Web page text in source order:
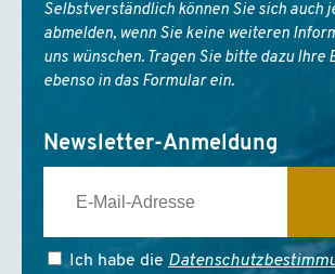
Selbstverständlich können Sie sich auch
abmelden, wenn Sie keine weiteren
uns wünschen. Tragen Sie bitte dazu Ihre
ebenso in das Formular ein.
Newsletter-Anmeldung
Ich habe die